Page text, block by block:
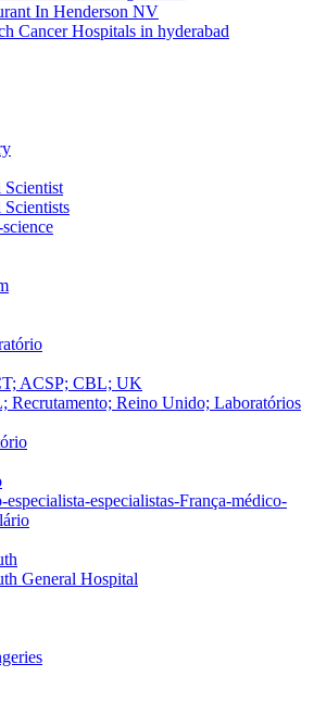
In Henderson NV
Cancer Hospitals in hyderabad
ACSP; CBL; UK
Recrutamento; Reino Unido; Laboratórios
especialista-especialistas-França-médico-
General Hospital